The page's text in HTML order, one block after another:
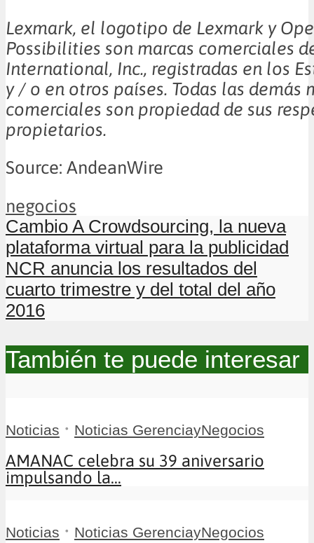
Lexmark, el logotipo de Lexmark y
Possibilities son marcas comerciales
International, Inc., registradas en los
y / o en otros países. Todas las demás
comerciales son propiedad de sus
propietarios.
Source: AndeanWire
negocios
Cambio A Crowdsourcing, la nueva
plataforma virtual para la publicidad
NCR anuncia los resultados del
cuarto trimestre y del total del año
2016
También te puede interesar
Noticias • Noticias GerenciayNegocios
AMANAC celebra su 39 aniversario
impulsando la...
Noticias • Noticias GerenciayNegocios